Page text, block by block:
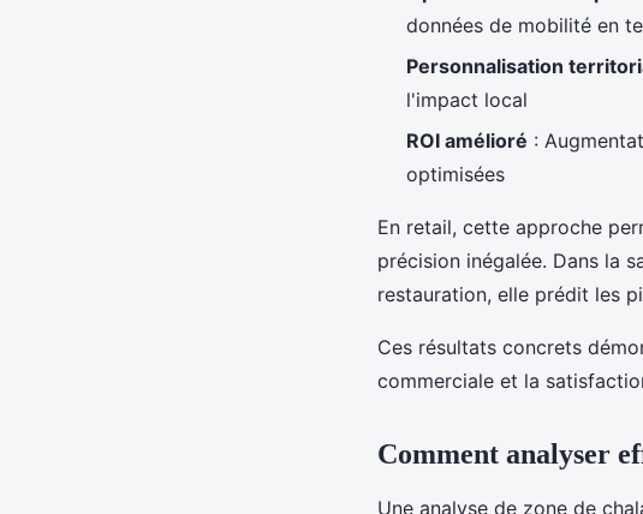
données de mobilité en
Personnalisation
l'impact local
ROI amélioré :
optimisées
En retail, cette approche
précision inégalée. Dans la
restauration, elle prédit les
Ces résultats concrets
commerciale et la
Comment analyser
Une analyse de zone de